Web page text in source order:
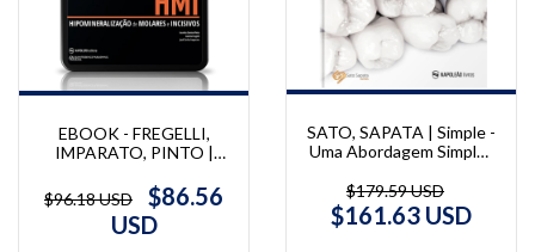
EBOOK - FREGELLI,
IMPARATO, PINTO |
Molares e Incisivos |
Fregelli C., José Carlos
Pettorossi Imparato,
$96.18 USD
$86.56
USD
SATO, SAPATA | Simple -
Uma Abordagem Simples
Adriano Sapata, Claudio
Sato
$179.59 USD
$161.63 USD